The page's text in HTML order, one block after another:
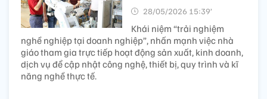
28/05/2026 15:39’
Khái niệm “trải nghiệm
nghề nghiệp tại doanh nghiệp”, nhấn mạnh việc nhà
giáo tham gia trực tiếp hoạt động sản xuất, kinh doanh,
dịch vụ để cập nhật công nghệ, thiết bị, quy trình và kĩ
năng nghề thực tế.